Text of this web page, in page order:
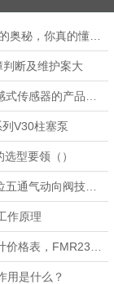
断及维护案大
V30柱塞泵
型要领（）
作原理
用是什么？